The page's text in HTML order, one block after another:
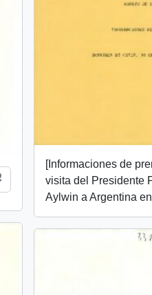
[Informaciones de
visita del Presidente
Aylwin a Argentina
Añadir al portapapeles